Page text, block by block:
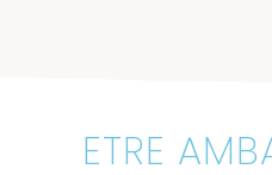
ETRE